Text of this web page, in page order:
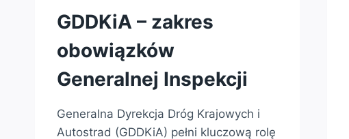
GDDKiA – zakres
obowiązków
Generalnej Inspekcji
Generalna Dyrekcja Dróg Krajowych i
Autostrad (GDDKiA) pełni kluczową rolę